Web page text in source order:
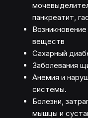
панкреатит,
веществ
Сахарный
Заболевания
Анемия и
системы.
Болезни,
мышцы и